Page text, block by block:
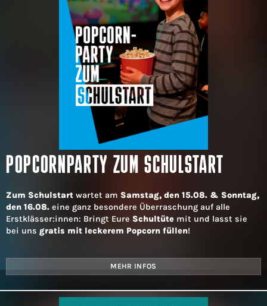
POPCORNPARTY ZUM SCHULSTART
Zum Schulstart wartet am Samstag, den 15.08. & Sonntag,
den 16.08. eine ganz besondere Überraschung auf alle
Erstklässer:innen: Bringt Eure Schultüte mit und lasst sie
bei uns gratis mit leckerem Popcorn füllen!
MEHR INFOS